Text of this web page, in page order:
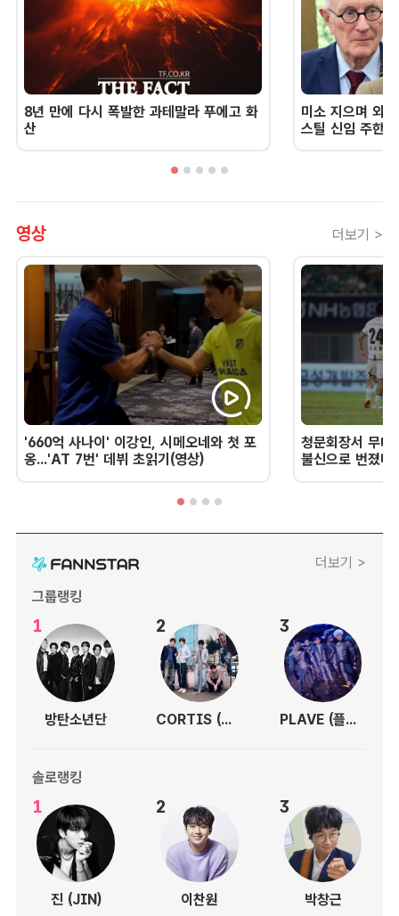
8년 만에 다시 폭발한 과테말라 푸에고 화
산
미소 지으며 외
스틸 신임 주한
영상 더보기 >
'660억 사나이' 이강인, 시메오네와 첫 포
옹...'AT 7번' 데뷔 초읽기(영상)
청문회장서 무너
불신으로 번졌
더보기 >
그룹랭킹
1
방탄소년단
2
CORTIS (코르티스)
3
PLAVE (플레이브)
솔로랭킹
1
진 (JIN)
2
이찬원
3
박창근